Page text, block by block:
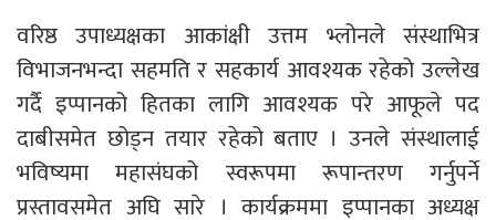
वरिष्ठ उपाध्यक्षका आकांक्षी उत्तम भ्लोनले संस्थाभित्र
विभाजनभन्दा सहमति र सहकार्य आवश्यक रहेको उल्लेख
गर्दै इप्पानको हितका लागि आवश्यक परे आफूले पद
दाबीसमेत छोड्न तयार रहेको बताए । उनले संस्थालाई
भविष्यमा महासंघको स्वरूपमा रूपान्तरण गर्नुपर्ने
प्रस्तावसमेत अघि सारे । कार्यक्रममा इप्पानका अध्यक्ष